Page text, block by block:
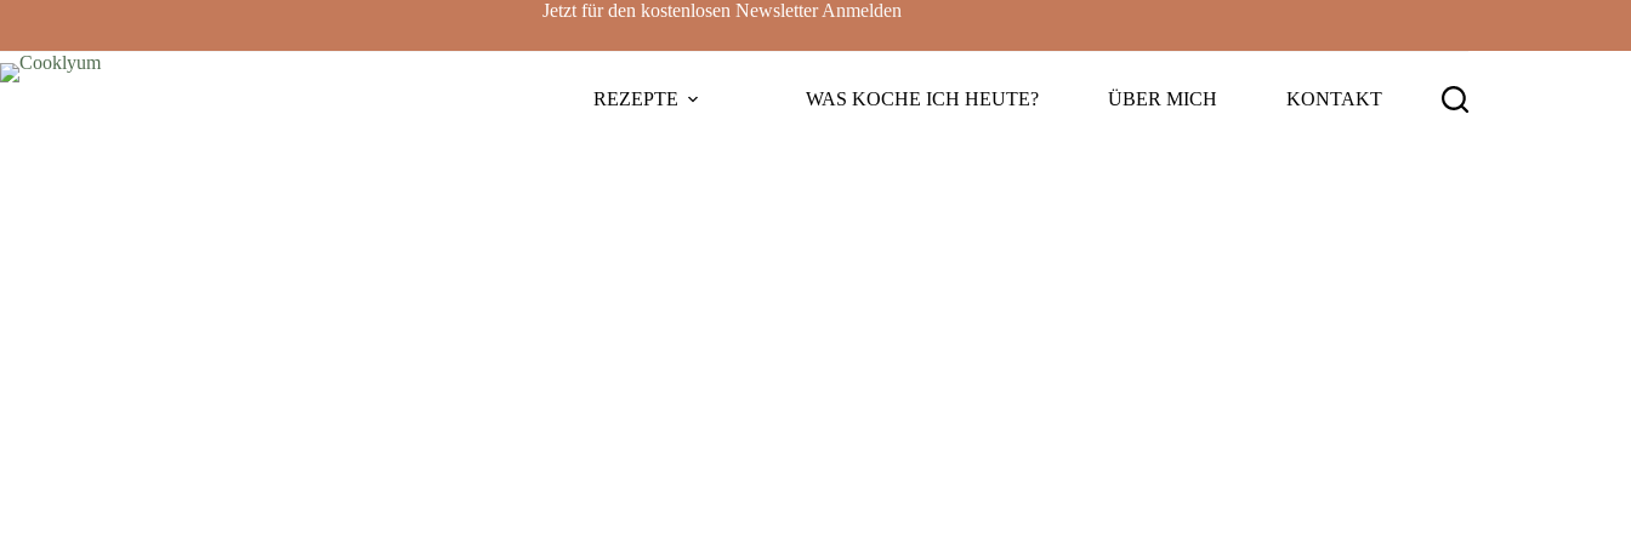
Jetzt für den kostenlosen NewsletterAnmelden
REZEPTE WAS KOCHE ICH HEUTE? ÜBER MICH KONTAKT